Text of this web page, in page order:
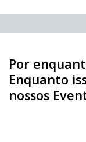
Por
Enquanto
nossos